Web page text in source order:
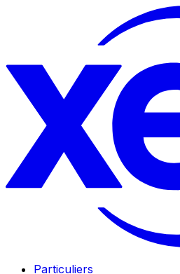
Particuliers